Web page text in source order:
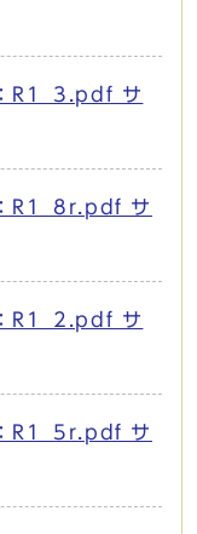
R1_3.pdf サ
R1_8r.pdf サ
R1_2.pdf サ
R1_5r.pdf サ